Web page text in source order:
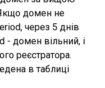
домен не
через 5 днів
- домен вільний, і
реєстратора.
в таблиці